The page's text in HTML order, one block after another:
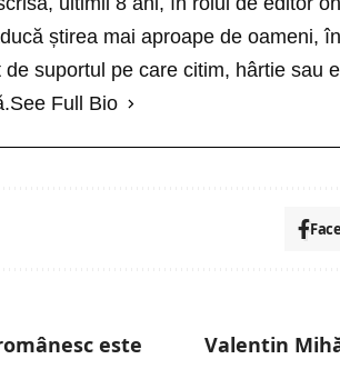
știrea mai aproape de oameni,
de suportul pe care citim, hârtie sau
See Full Bio
este
Valentin